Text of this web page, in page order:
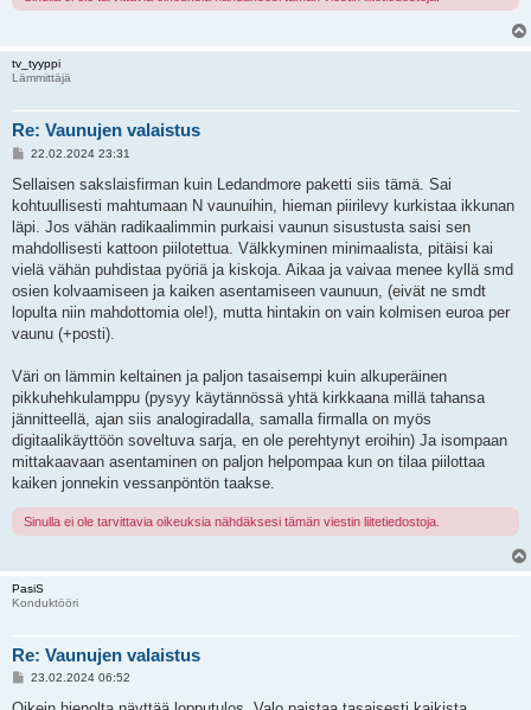
tv_tyyppi
Lämmittäjä
Re: Vaunujen valaistus
V
e
t
i
22.02.2024 23:31
Sellaisen sakslaisfirman kuin Ledandmore paketti siis tämä. Sai
kohtuullisesti mahtumaan N vaunuihin, hieman piirilevy kurkistaa ikkunan
läpi. Jos vähän radikaalimmin purkaisi vaunun sisustusta saisi sen
mahdollisesti kattoon piilotettua. Välkkyminen minimaalista, pitäisi kai
vielä vähän puhdistaa pyöriä ja kiskoja. Aikaa ja vaivaa menee kyllä smd
osien kolvaamiseen ja kaiken asentamiseen vaunuun, (eivät ne smdt
lopulta niin mahdottomia ole!), mutta hintakin on vain kolmisen euroa per
vaunu (+posti).
Väri on lämmin keltainen ja paljon tasaisempi kuin alkuperäinen
pikkuhehkulamppu (pysyy käytännössä yhtä kirkkaana millä tahansa
jännitteellä, ajan siis analogiradalla, samalla firmalla on myös
digitaalikäyttöön soveltuva sarja, en ole perehtynyt eroihin) Ja isompaan
mittakaavaan asentaminen on paljon helpompaa kun on tilaa piilottaa
kaiken jonnekin vessanpöntön taakse.
Sinulla ei ole tarvittavia oikeuksia nähdäksesi tämän viestin liitetiedostoja.
PasiS
Konduktööri
Re: Vaunujen valaistus
V
e
23.02.2024 06:52